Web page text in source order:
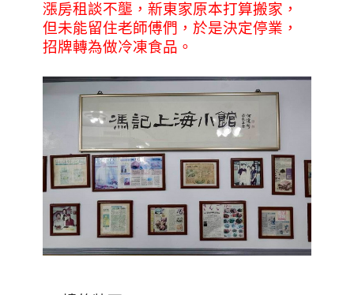
漲房租談不壟，新東家原本打算搬家，
但未能留住老師傅們，於是決定停業，
招牌轉為做冷凍食品 。